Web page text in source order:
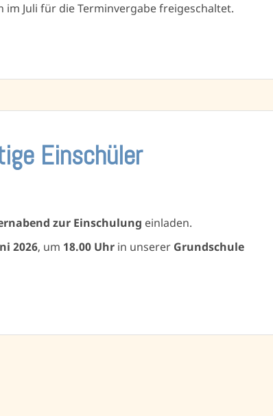
Juli für die Terminvergabe freigeschaltet.
Einschüler
zur Einschulung einladen.
2026, um 18.00 Uhr in unserer Grundschule